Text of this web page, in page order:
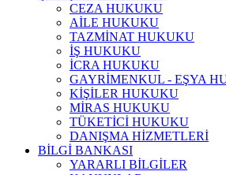
CEZA HUKUKU
AİLE HUKUKU
TAZMİNAT HUKUKU
İŞ HUKUKU
İCRA HUKUKU
GAYRİMENKUL - EŞYA
KİŞİLER HUKUKU
MİRAS HUKUKU
TÜKETİCİ HUKUKU
DANIŞMA HİZMETLERİ
BİLGİ BANKASI
YARARLI BİLGİLER